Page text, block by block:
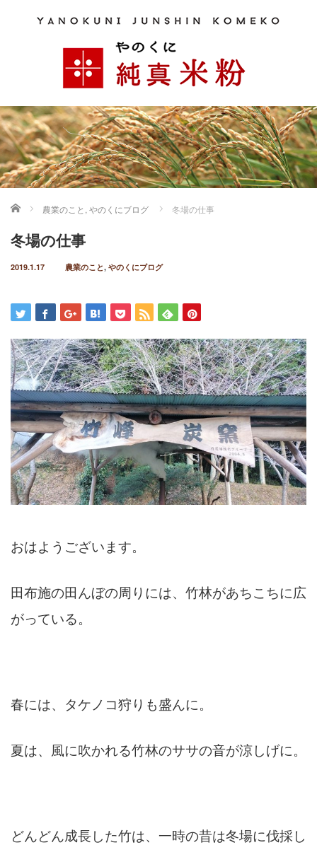
ホーム 農業のこと , やのくにブログ 冬場の仕事
冬場の仕事
2019.1.17 農業のこと, やのくにブログ
おはようございます。
田布施の田んぼの周りには、竹林があちこちに広
がっている。
春には、タケノコ狩りも盛んに。
夏は、風に吹かれる竹林のササの音が涼しげに。
どんどん成長した竹は、一時の昔は冬場に伐採し